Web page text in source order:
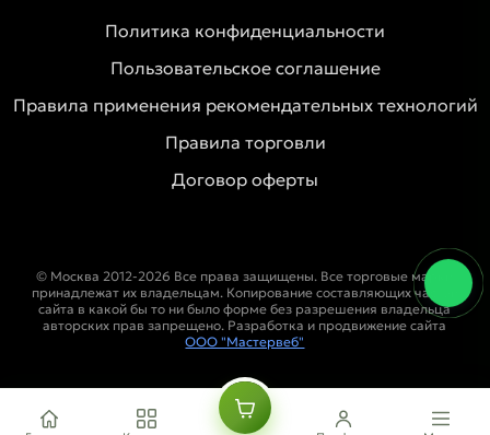
Политика конфиденциальности
Пользовательское соглашение
Правила применения рекомендательных технологий
Правила торговли
Договор оферты
© Москва 2012-2026 Все права защищены. Все торговые марки
принадлежат их владельцам. Копирование составляющих частей
сайта в какой бы то ни было форме без разрешения владельца
авторских прав запрещено. Разработка и продвижение сайта
ООО "Мастервеб"